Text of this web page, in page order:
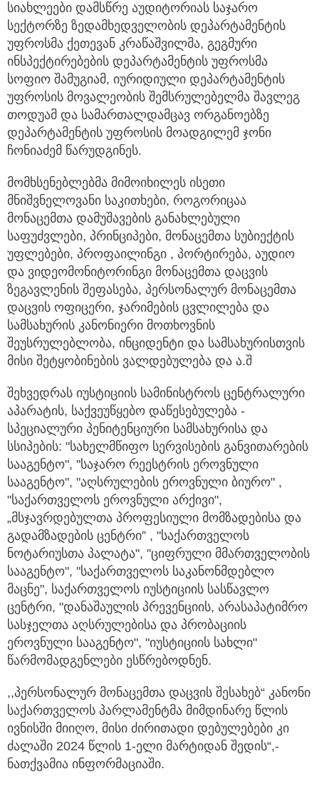
სიახლეები დამსწრე აუდიტორიას საჯარო
სექტორზე ზედამხედველობის დეპარტამენტის
უფროსმა ქეთევან კრაწაშვილმა, გეგმური
ინსპექტირებების დეპარტამენტის უფროსმა
სოფიო შამუგიამ, იურიდიული დეპარტამენტის
უფროსის მოვალეობის შემსრულებელმა შავლეგ
თოდუამ და სამართალდამცავ ორგანოებზე
დეპარტამენტის უფროსის მოადგილემ ჯონი
ჩონიაძემ წარუდგინეს.
მომხსენებლებმა მიმოიხილეს ისეთი
მნიშვნელოვანი საკითხები, როგორიცაა
მონაცემთა დამუშავების განახლებული
საფუძვლები, პრინციპები, მონაცემთა სუბიექტის
უფლებები, პროფაილინგი , პორტირება, აუდიო
და ვიდეომონიტორინგი მონაცემთა დაცვის
ზეგავლენის შეფასება, პერსონალურ მონაცემთა
დაცვის ოფიცერი, ჯარიმების ცვლილება და
სამსახურის კანონიერი მოთხოვნის
შეუსრულებლობა, ინციდენტი და სამსახურისთვის
მისი შეტყობინების ვალდებულება და ა.შ
შეხვედრას იუსტიციის სამინისტროს ცენტრალური
აპარატის, საქვეუწყებო დაწესებულება -
სპეციალური პენიტენციური სამსახურისა და
სსიპების: "სახელმწიფო სერვისების განვითარების
სააგენტო", "საჯარო რეესტრის ეროვნული
სააგენტო", "აღსრულების ეროვნული ბიურო" ,
"საქართველოს ეროვნული არქივი",
„მსჯავრდებულთა პროფესიული მომზადებისა და
გადამზადების ცენტრი” , "საქართველოს
ნოტარიუსთა პალატა", "ციფრული მმართველობის
სააგენტო", "საქართველოს საკანონმდებლო
მაცნე", საქართველოს იუსტიციის სასწავლო
ცენტრი, "დანაშაულის პრევენციის, არასაპატიმრო
სასჯელთა აღსრულებისა და პრობაციის
ეროვნული სააგენტო", "იუსტიციის სახლი"
წარმომადგენლები ესწრებოდნენ.
,,პერსონალურ მონაცემთა დაცვის შესახებ“ კანონი
საქართველოს პარლამენტმა მიმდინარე წლის
ივნისში მიიღო, მისი ძირითადი დებულებები კი
ძალაში 2024 წლის 1-ელი მარტიდან შედის“,-
ნათქვამია ინფორმაციაში.